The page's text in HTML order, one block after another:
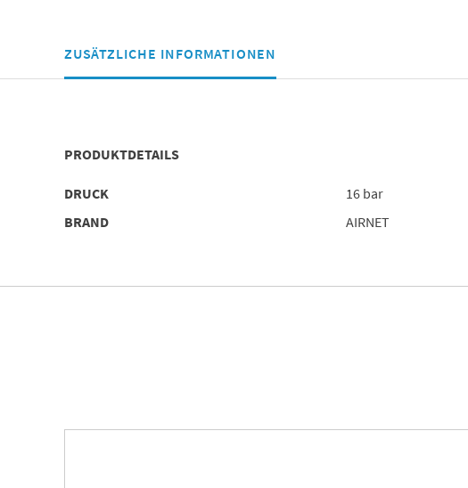
ZUSÄTZLICHE INFORMATIONEN
PRODUKTDETAILS
DRUCK
16 bar
BRAND
AIRNET